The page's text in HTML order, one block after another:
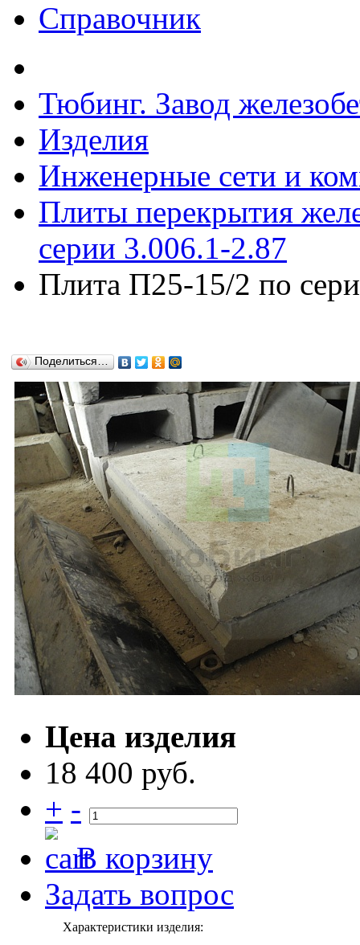
Справочник
Тюбинг. Завод
Изделия
Инженерные сети и
Плиты перекрытия
серии 3.006.1-2.87
Плита П25-15/2 по
Поделиться…
Цена изделия
18 400 руб.
+ -
В корзину
Задать вопрос
Характеристики изделия: